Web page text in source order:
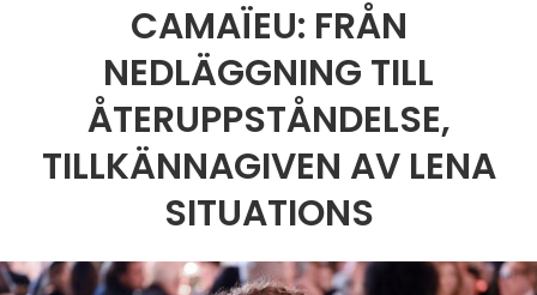
CAMAÏEU: FRÅN
NEDLÄGGNING TILL
ÅTERUPPSTÅNDELSE,
TILLKÄNNAGIVEN AV LENA
SITUATIONS